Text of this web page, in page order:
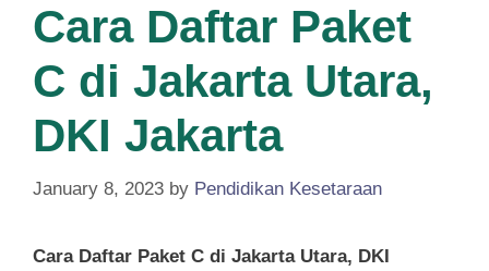
Cara Daftar Paket
C di Jakarta Utara,
DKI Jakarta
January 8, 2023 by Pendidikan Kesetaraan
Cara Daftar Paket C di Jakarta Utara, DKI